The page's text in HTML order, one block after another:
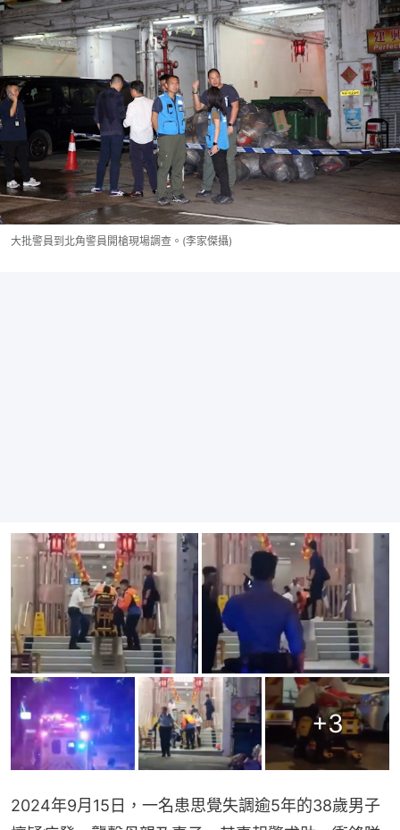
大批警員到北角警員開槍現場調查。(李家傑攝)
+3
2024年9月15日，一名患思覺失調逾5年的38歲男子